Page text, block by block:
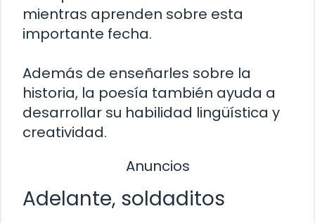
mientras aprenden sobre esta
importante fecha.
Además de enseñarles sobre la
historia, la poesía también ayuda a
desarrollar su habilidad lingüística y
creatividad.
Anuncios
Adelante, soldaditos